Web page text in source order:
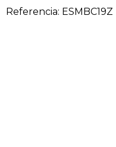
Referencia: ESMBC19Z